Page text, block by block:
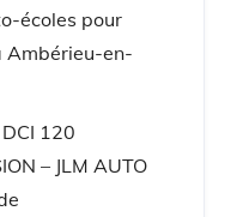
écoles pour
Ambérieu-en-
DCI 120
– JLM AUTO